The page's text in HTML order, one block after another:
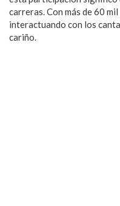
carreras. Con más de 60
interactuando con los
cariño.